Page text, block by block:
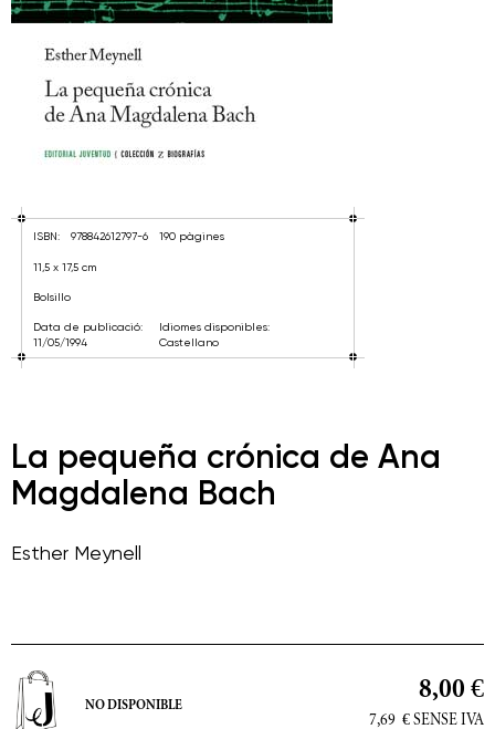
ISBN: 978842612797-6
11,5 x 17,5 cm
Bolsillo
Data de publicació:
11/05/1994
190 pàgines
Idiomes disponibles:
Castellano
La pequeña crónica de Ana
Magdalena Bach
Esther Meynell
8,00 €
7,69 € SENSE IVA
NO DISPONIBLE